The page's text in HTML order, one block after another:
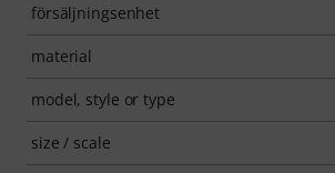
försäljningsenhet
material
model, style or type
size / scale